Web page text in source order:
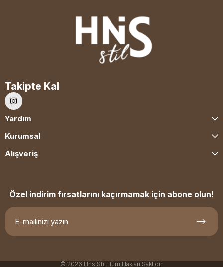
Takipte Kal
Yardım
Kurumsal
Alışveriş
Özel indirim fırsatlarını kaçırmamak için abone olun!
© 2026 Hns Stil. Tüm Hakları Saklıdır.